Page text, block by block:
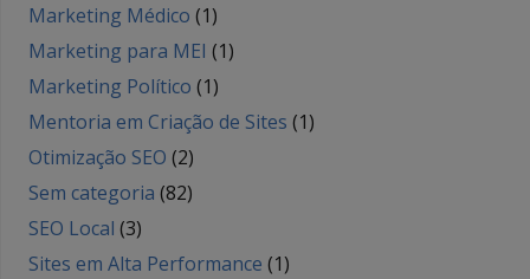
Marketing Médico (1)
Marketing para MEI (1)
Marketing Político (1)
Mentoria em Criação de Sites (1)
Otimização SEO (2)
Sem categoria (82)
SEO Local (3)
Sites em Alta Performance (1)